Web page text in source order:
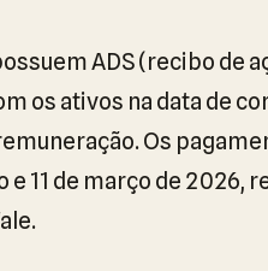
ADS (recibo de
os ativos na data de
Os
11 de março de 2026,